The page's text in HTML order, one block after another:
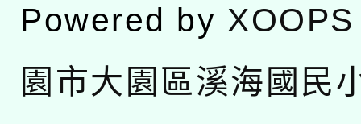
Powered by XOOPS
園市大園區溪海國民